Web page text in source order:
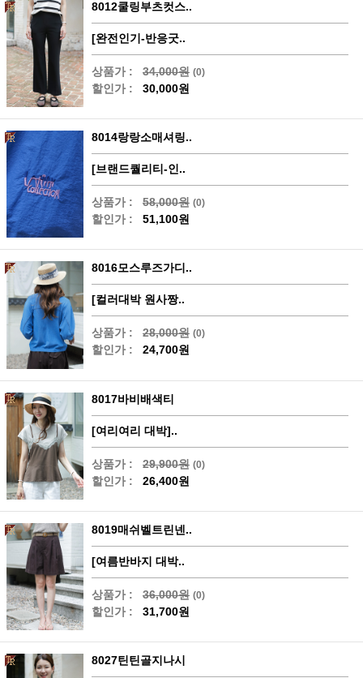
8012쿨링부츠컷스..
[완전인기-반응굿..
상품가 : 34,000원 (0)
할인가 : 30,000원
8014랑랑소매셔링..
[브랜드퀄리티-인..
상품가 : 58,000원 (0)
할인가 : 51,100원
8016모스루즈가디..
[컬러대박 원사짱..
상품가 : 28,000원 (0)
할인가 : 24,700원
8017바비배색티
[여리여리 대박]..
상품가 : 29,900원 (0)
할인가 : 26,400원
8019매쉬벨트린넨..
[여름반바지 대박..
상품가 : 36,000원 (0)
할인가 : 31,700원
8027틴틴골지나시